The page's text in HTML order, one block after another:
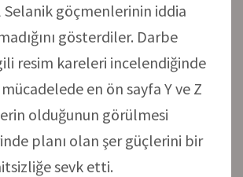
göçmenlerinin iddia
gösterdiler. Darbe
resim kareleri incelendiğinde
en ön sayfa Y ve Z
olduğunun görülmesi
planı olan şer güçlerini bir
sevk etti.